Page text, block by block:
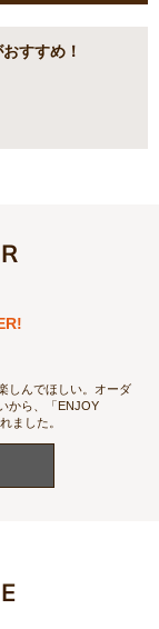
すすめ！
しんでほしい。オーダ
から、「ENJOY
ました。